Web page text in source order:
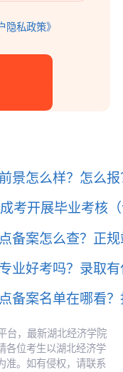
隐私政策》
景怎么样？怎么
考开展毕业考核
备案怎么查？正
业好考吗？录取
备案名单在哪看
台，最新湖北经济学院
各位考生以湖北经济学
准。如有侵权，请联系